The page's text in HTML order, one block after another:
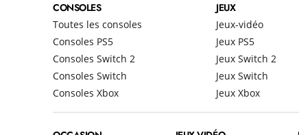
CONSOLES
Toutes les consoles
Consoles PS5
Consoles Switch 2
Consoles Switch
Consoles Xbox
JEUX
Jeux-vidéo
Jeux PS5
Jeux Switch 2
Jeux Switch
Jeux Xbox